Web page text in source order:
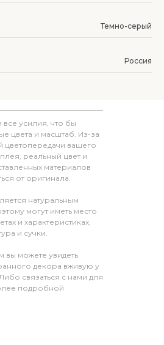
Темно-серый
Россия
усилия, что бы
цвета и масштаб. Из-за
цветопередачи вашего
реальный цвет и
материалов
от оригинала.
натуральным
могут иметь место
и характеристиках,
и сучки.
вы можете увидеть
декора вживую у
связаться с нами для
подробной